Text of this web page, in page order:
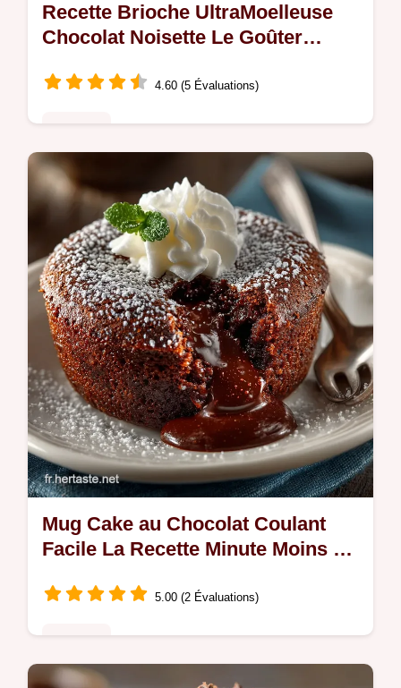
Recette Brioche UltraMoelleuse
Chocolat Noisette Le Goûter
4.60 (5 Évaluations)
Découvrez la recette de brioche chocolat
noisette la plus moelleuse Grâce à la pâte
froide et au pétrissage expert obtenez une
mie filante parfaite pour le…
Mug Cake au Chocolat Coulant
Facile La Recette Minute Moins de
5.00 (2 Évaluations)
Le Mug cake au chocolat coulant cest le